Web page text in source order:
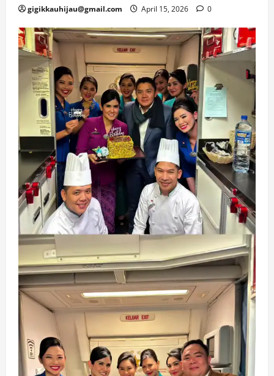
gigikkauhijau@gmail.com April 15, 2026 0